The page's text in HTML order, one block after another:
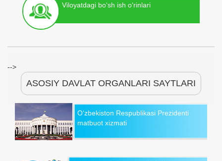
Viloyatdagi bo‘sh ish o‘rinlari
-->
ASOSIY DAVLAT ORGANLARI SAYTLARI
O‘zbekiston Respublikasi Prezidenti
matbuot xizmati